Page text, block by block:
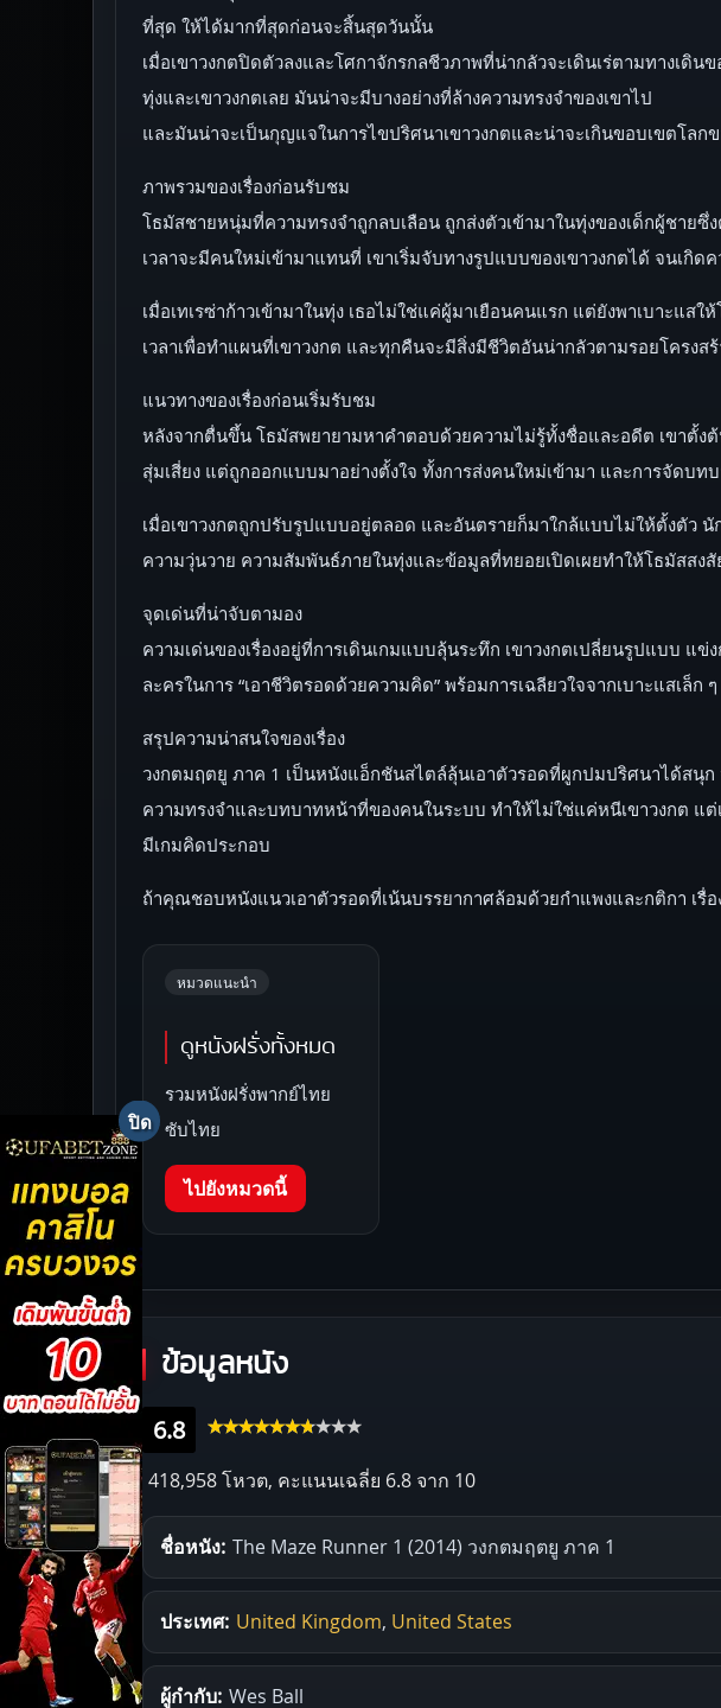
ที่สุด ให้ได้มากที่สุดก่อนจะสิ้นสุดวันนั้น
เมื่อเขาวงกตปิดตัวลงและโศกาจักรกลชีวภาพที่น่ากลัวจะเดินเร่ตามทางเดิ
ทุ่งและเขาวงกตเลย มันน่าจะมีบางอย่างที่ล้างความทรงจำของเขาไป
และมันน่าจะเป็นกุญแจในการไขปริศนาเขาวงกตและน่าจะเกินขอบเขตโลก
ภาพรวมของเรื่องก่อนรับชม
โธมัสชายหนุ่มที่ความทรงจำถูกลบเลือน ถูกส่งตัวเข้ามาในทุ่งของเด็กผู้ชาย
เวลาจะมีคนใหม่เข้ามาแทนที่ เขาเริ่มจับทางรูปแบบของเขาวงกตได้ จนเ
เมื่อเทเรซ่าก้าวเข้ามาในทุ่ง เธอไม่ใช่แค่ผู้มาเยือนคนแรก แต่ยังพาเบาะแ
เวลาเพื่อทำแผนที่เขาวงกต และทุกคืนจะมีสิ่งมีชีวิตอันน่ากลัวตามรอยโครงส
แนวทางของเรื่องก่อนเริ่มรับชม
หลังจากตื่นขึ้น โธมัสพยายามหาคำตอบด้วยความไม่รู้ทั้งชื่อและอดีต เขาตั้ง
สุ่มเสี่ยง แต่ถูกออกแบบมาอย่างตั้งใจ ทั้งการส่งคนใหม่เข้ามา และการจัดบท
เมื่อเขาวงกตถูกปรับรูปแบบอยู่ตลอด และอันตรายก็มาใกล้แบบไม่ให้ตั้งตัว
ความวุ่นวาย ความสัมพันธ์ภายในทุ่งและข้อมูลที่ทยอยเปิดเผยทำให้โธมัสสง
จุดเด่นที่น่าจับตามอง
ความเด่นของเรื่องอยู่ที่การเดินเกมแบบลุ้นระทึก เขาวงกตเปลี่ยนรูปแบบ แ
ละครในการ “เอาชีวิตรอดด้วยความคิด” พร้อมการเฉลียวใจจากเบาะแสเล็
สรุปความน่าสนใจของเรื่อง
วงกตมฤตยู ภาค 1 เป็นหนังแอ็กชันสไตล์ลุ้นเอาตัวรอดที่ผูกปมปริศนาได้สนุ
ความทรงจำและบทบาทหน้าที่ของคนในระบบ ทำให้ไม่ใช่แค่หนีเขาวงกต แ
มีเกมคิดประกอบ
ถ้าคุณชอบหนังแนวเอาตัวรอดที่เน้นบรรยากาศล้อมด้วยกำแพงและกติกา เ
หมวดแนะนำ
ดูหนังฝรั่งทั้งหมด
รวมหนังฝรั่งพากย์ไทย
ซับไทย
ไปยังหมวดนี้
ข้อมูลหนัง
6.8
418,958 โหวต, คะแนนเฉลี่ย 6.8 จาก 10
ชื่อหนัง: The Maze Runner 1 (2014) วงกตมฤตยู ภาค 1
ประเทศ: United Kingdom, United States
ผู้กำกับ: Wes Ball